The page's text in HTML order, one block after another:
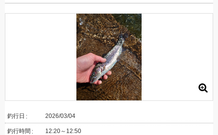
釣行日 2026/03/04
釣行時間 12:20～12:50